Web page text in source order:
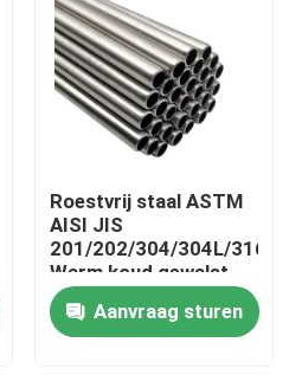
316L/304L
Roestvrij staal ASTM
AISI JIS
201/202/304/304L/316/
Warm koud gewalst
Aanvraag sturen